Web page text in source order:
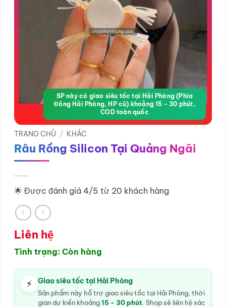
SP này có giao siêu tốc tại Hải Phòng (Phía
Đông Hải Phòng, HP cũ) khoảng 15 - 30 phút,
COD toàn quốc
TRANG CHỦ / KHÁC
Râu Rồng Silicon Tại Quảng Ngãi
🌟 Được đánh giá 4/5 từ 20 khách hàng
Liên hệ
Tình trạng: Còn hàng
⚡ Giao siêu tốc tại Hải Phòng
Sản phẩm này hỗ trợ giao siêu tốc tại Hải Phòng, thời
gian dự kiến khoảng15 - 30 phút . Shop sẽ liên hệ xác